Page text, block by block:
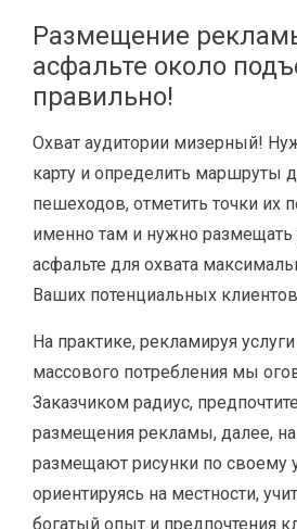
Размещение
асфальте около
правильно!
Охват аудитории мизерный!
карту и определить маршруты
пешеходов, отметить точки их
именно там и нужно размещать
асфальте для охвата
Ваших потенциальных
На практике, рекламируя
массового потребления мы
Заказчиком радиус,
размещения рекламы, далее,
размещают рисунки по своему
ориентируясь на местности,
богатый опыт и предпочтения